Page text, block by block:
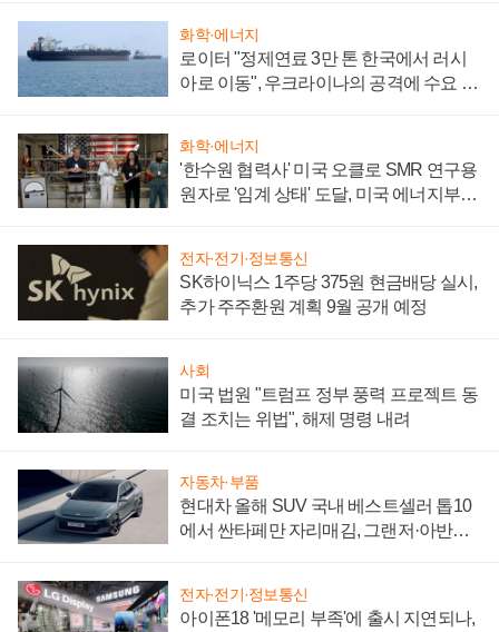
화학·에너지
로이터 "정제연료 3만 톤 한국에서 러시
아로 이동", 우크라이나의 공격에 수요 늘
화학·에너지
'한수원 협력사' 미국 오클로 SMR 연구용
원자로 '임계 상태' 도달, 미국 에너지부
전자·전기·정보통신
SK하이닉스 1주당 375원 현금배당 실시,
추가 주주환원 계획 9월 공개 예정
사회
미국 법원 "트럼프 정부 풍력 프로젝트 동
결 조치는 위법", 해제 명령 내려
자동차·부품
현대차 올해 SUV 국내 베스트셀러 톱10
에서 싼타페만 자리매김, 그랜저·아반떼
전자·전기·정보통신
아이폰18 '메모리 부족'에 출시 지연되나,